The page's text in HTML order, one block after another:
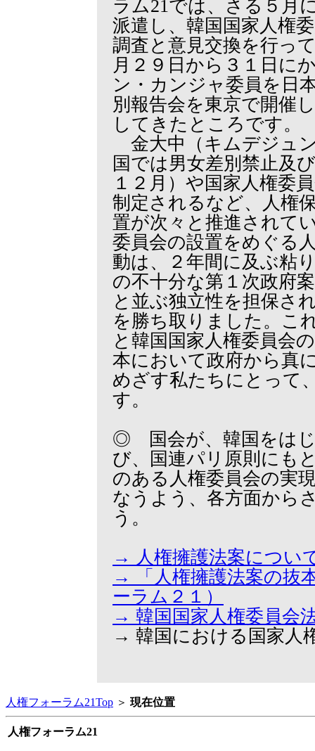
ラム21では、さる５月
派遣し、韓国国家人権
調査と意見交換を行っ
月２９日から３１日に
ン・カンジャ委員を日
別報告会を東京で開催
してきたところです。
金大中（キムデジュ
国では男女差別禁止及
１２月）や国家人権委
制定されるなど、人権
置が次々と推進されて
委員会の設置をめぐる
動は、２年間に及ぶ粘
の不十分な第１次政府
と並ぶ独立性を担保さ
を勝ち取りました。こ
と韓国国家人権委員会
本において政府から真
めざす私たちにとって
す。
◎ 国会が、韓国をはじ
び、国連パリ原則にも
のある人権委員会の実
なうよう、各方面から
う。
→ 人権擁護法案につい
→ 「人権擁護法案の抜
ーラム２１）
→ 韓国国家人権委員会
→ 韓国における国家人
人権フォーラム21Top ＞ 現在位置
人権フォーラム21